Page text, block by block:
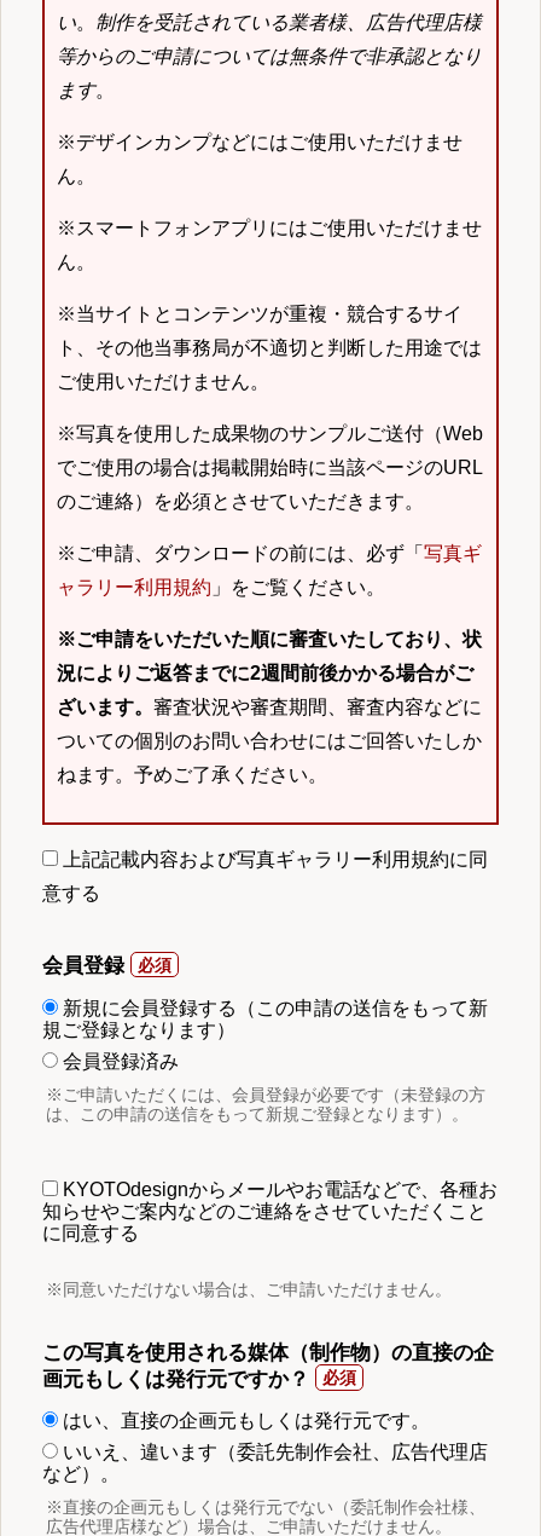
い。 制作を受託されている業者様、広告代理店様
等からのご申請については無条件で非承認となり
ます。
※デザインカンプなどにはご使用いただけませ
ん。
※スマートフォンアプリにはご使用いただけませ
ん。
※当サイトとコンテンツが重複・競合するサイ
ト、その他当事務局が不適切と判断した用途では
ご使用いただけません。
※写真を使用した成果物のサンプルご送付（Web
でご使用の場合は掲載開始時に当該ページのURL
のご連絡）を必須とさせていただきます。
※ご申請、ダウンロードの前には、必ず「 写真ギ
ャラリー利用規約 」をご覧ください。
※ご申請をいただいた順に審査いたしており、状
況によりご返答までに2週間前後かかる場合がご
ざいます。 審査状況や審査期間、審査内容などに
ついての個別のお問い合わせにはご回答いたしか
ねます。予めご了承ください。
上記記載内容および写真ギャラリー利用規約に同
意する
会員登録
新規に会員登録する（この申請の送信をもって新
規ご登録となります）
会員登録済み
※ご申請いただくには、会員登録が必要です（未登録の方
は、この申請の送信をもって新規ご登録となります）。
KYOTOdesignからメールやお電話などで、各種お
知らせやご案内などのご連絡をさせていただくこと
に同意する
※同意いただけない場合は、ご申請いただけません。
この写真を使用される媒体（制作物）の直接の企
画元もしくは発行元ですか？
はい、直接の企画元もしくは発行元です。
いいえ、違います（委託先制作会社、広告代理店
など）。
※直接の企画元もしくは発行元でない（委託制作会社様、
広告代理店様など）場合は、ご申請いただけません。